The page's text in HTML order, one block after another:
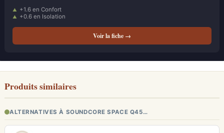
+1.6 en Confort
+0.6 en Isolation
Voir la fiche →
Produits similaires
ALTERNATIVES À SOUNDCORE SPACE Q45…